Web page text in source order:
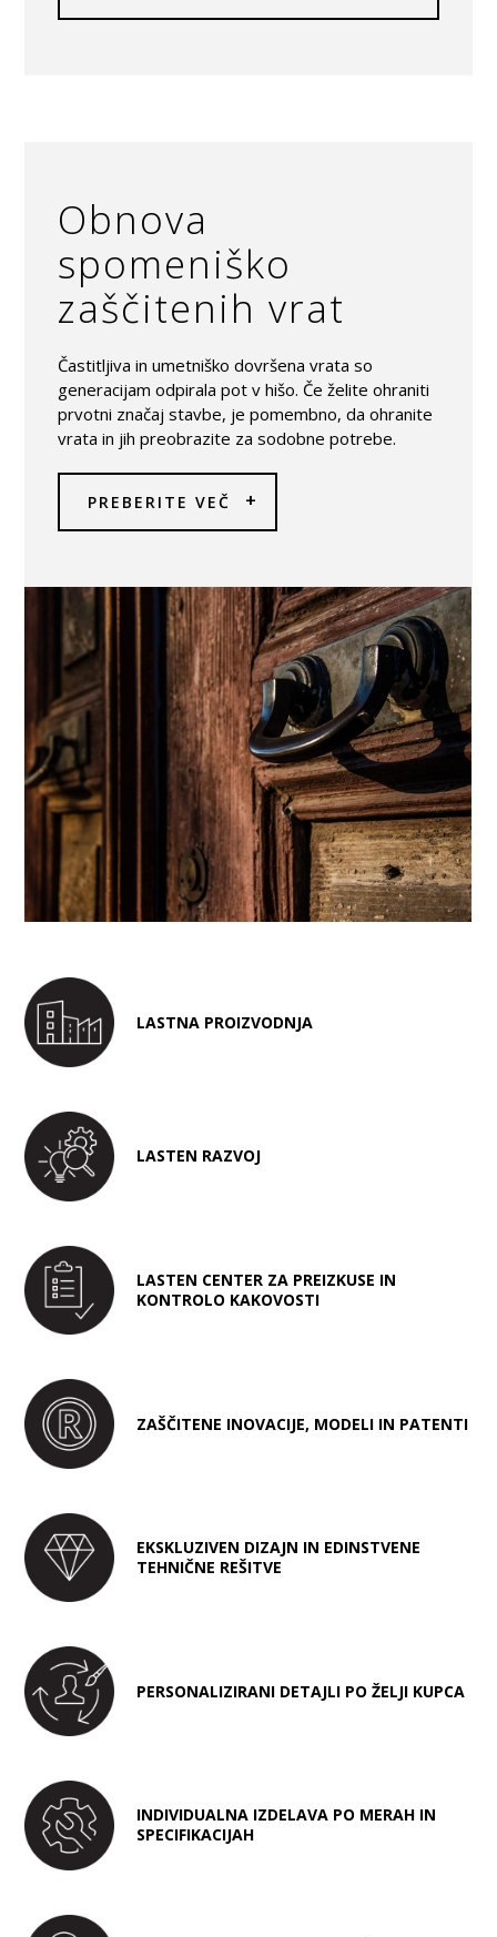
Obnova
spomeniško
zaščitenih vrat
Častitljiva in umetniško dovršena vrata so
generacijam odpirala pot v hišo. Če želite ohraniti
prvotni značaj stavbe, je pomembno, da ohranite
vrata in jih preobrazite za sodobne potrebe.
PREBERITE VEČ
LASTNA PROIZVODNJA
LASTEN RAZVOJ
LASTEN CENTER ZA PREIZKUSE IN
KONTROLO KAKOVOSTI
ZAŠČITENE INOVACIJE, MODELI IN PATENTI
EKSKLUZIVEN DIZAJN IN EDINSTVENE
TEHNIČNE REŠITVE
PERSONALIZIRANI DETAJLI PO ŽELJI KUPCA
INDIVIDUALNA IZDELAVA PO MERAH IN
SPECIFIKACIJAH